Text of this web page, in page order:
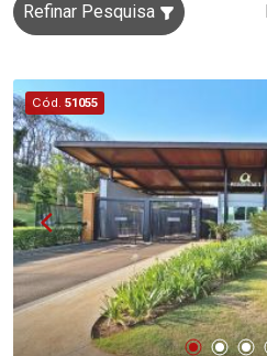
Refinar Pesquisa
Cód. 51055